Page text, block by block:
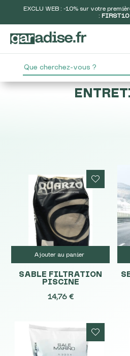
EXCLU WEB : -10% sur votre
: FIRST10
Ajouter au panier
SABLE FILTRATION
PISCINE
14,76 €